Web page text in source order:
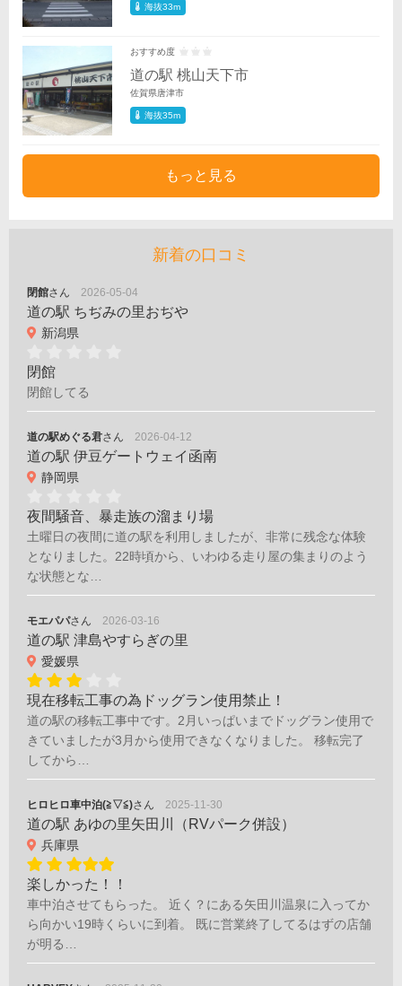
海抜33m
おすすめ度
道の駅 桃山天下市
佐賀県唐津市
海抜35m
もっと見る
新着の口コミ
閉館さん 2026-05-04
道の駅 ちぢみの里おぢや
新潟県
閉館
閉館してる
道の駅めぐる君さん 2026-04-12
道の駅 伊豆ゲートウェイ函南
静岡県
夜間騒音、暴走族の溜まり場
土曜日の夜間に道の駅を利用しましたが、非常に残念な体験
となりました。22時頃から、いわゆる走り屋の集まりのよう
な状態とな…
モエパパさん 2026-03-16
道の駅 津島やすらぎの里
愛媛県
現在移転工事の為ドッグラン使用禁止！
道の駅の移転工事中です。2月いっぱいまでドッグラン使用で
きていましたが3月から使用できなくなりました。 移転完了
してから…
ヒロヒロ車中泊(≧▽≦)さん 2025-11-30
道の駅 あゆの里矢田川（RVパーク併設）
兵庫県
楽しかった！！
車中泊させてもらった。 近く？にある矢田川温泉に入ってか
ら向かい19時くらいに到着。 既に営業終了してるはずの店舗
が明る…